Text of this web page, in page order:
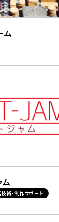
ム
術・制作サポート